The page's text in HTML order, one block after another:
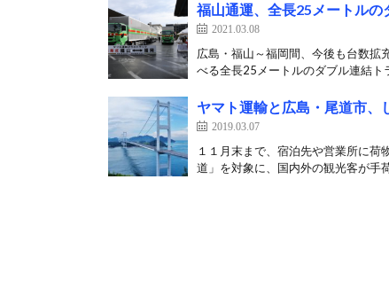
福山通運、全長25メートル
2021.03.08
広島・福山～福岡間、今後も台数拡
べる全長25メートルのダブル連結ト
ヤマト運輸と広島・尾道市、
2019.03.07
１１月末まで、宿泊先や営業所に
道」を対象に、国内外の観光客が手